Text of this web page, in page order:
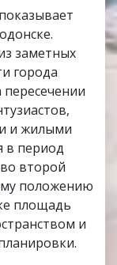
заметных
города
и жилыми
в период
второй
положению
площадь
и